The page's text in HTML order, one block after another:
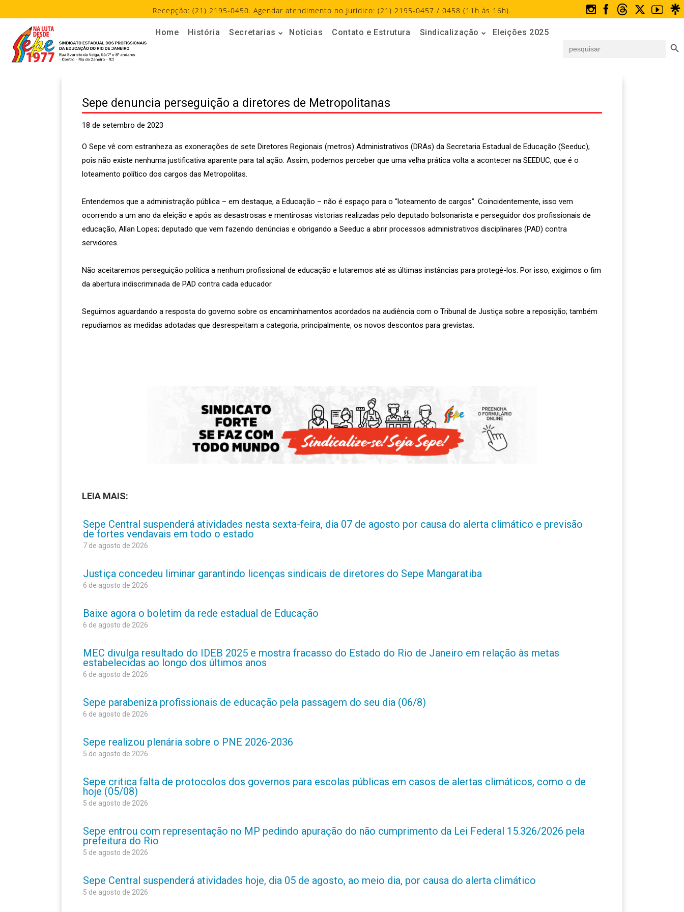
Recepção: (21) 2195-0450. Agendar atendimento no Jurídico: (21) 2195-0457 / 0458 (11h às 16h).
Home História Secretarias Notícias Contato e Estrutura Sindicalização
Eleições 2025
for:
Sepe denuncia perseguição a diretores de Metropolitanas
18 de setembro de 2023
O Sepe vê com estranheza as exonerações de sete Diretores Regionais (metros) Administrativos (DRAs) da Secretaria Estadual de Educação (Seeduc),
pois não existe nenhuma justificativa aparente para tal ação. Assim, podemos perceber que uma velha prática volta a acontecer na SEEDUC, que é o
loteamento político dos cargos das Metropolitas.
Entendemos que a administração pública – em destaque, a Educação – não é espaço para o “loteamento de cargos”. Coincidentemente, isso vem
ocorrendo a um ano da eleição e após as desastrosas e mentirosas vistorias realizadas pelo deputado bolsonarista e perseguidor dos profissionais de
educação, Allan Lopes; deputado que vem fazendo denúncias e obrigando a Seeduc a abrir processos administrativos disciplinares (PAD) contra
servidores.
Não aceitaremos perseguição política a nenhum profissional de educação e lutaremos até as últimas instâncias para protegê-los. Por isso, exigimos o fim
da abertura indiscriminada de PAD contra cada educador.
Seguimos aguardando a resposta do governo sobre os encaminhamentos acordados na audiência com o Tribunal de Justiça sobre a reposição; também
repudiamos as medidas adotadas que desrespeitam a categoria, principalmente, os novos descontos para grevistas.
LEIA MAIS:
Sepe Central suspenderá atividades nesta sexta-feira, dia 07 de agosto por causa do alerta climático e previsão
de fortes vendavais em todo o estado
7 de agosto de 2026
Justiça concedeu liminar garantindo licenças sindicais de diretores do Sepe Mangaratiba
6 de agosto de 2026
Baixe agora o boletim da rede estadual de Educação
6 de agosto de 2026
MEC divulga resultado do IDEB 2025 e mostra fracasso do Estado do Rio de Janeiro em relação às metas
estabelecidas ao longo dos últimos anos
6 de agosto de 2026
Sepe parabeniza profissionais de educação pela passagem do seu dia (06/8)
6 de agosto de 2026
Sepe realizou plenária sobre o PNE 2026-2036
5 de agosto de 2026
Sepe critica falta de protocolos dos governos para escolas públicas em casos de alertas climáticos, como o de
hoje (05/08)
5 de agosto de 2026
Sepe entrou com representação no MP pedindo apuração do não cumprimento da Lei Federal 15.326/2026 pela
prefeitura do Rio
5 de agosto de 2026
Sepe Central suspenderá atividades hoje, dia 05 de agosto, ao meio dia, por causa do alerta climático
5 de agosto de 2026